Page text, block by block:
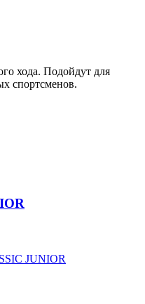
хода. Подойдут для
спортсменов.